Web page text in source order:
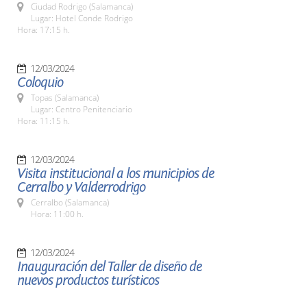
Ciudad Rodrigo (Salamanca)
Lugar: Hotel Conde Rodrigo
Hora: 17:15 h.
12/03/2024
Coloquio
Topas (Salamanca)
Lugar: Centro Penitenciario
Hora: 11:15 h.
12/03/2024
Visita institucional a los municipios de
Cerralbo y Valderrodrigo
Cerralbo (Salamanca)
Hora: 11:00 h.
12/03/2024
Inauguración del Taller de diseño de
nuevos productos turísticos